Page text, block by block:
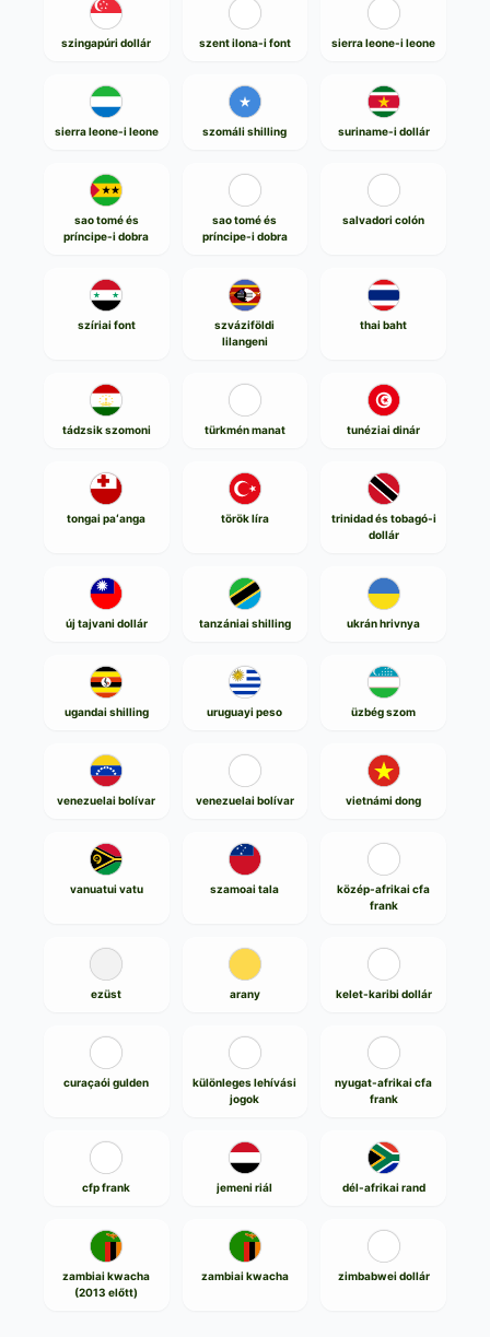
szingapúri dollár szent ilona-i font sierra leone-i leone
sierra leone-i leone szomáli shilling suriname-i dollár
sao tomé és
príncipe-i dobra
sao tomé és
príncipe-i dobra
salvadori colón
szíriai font
szváziföldi
lilangeni
thai baht
tádzsik szomoni türkmén manat tunéziai dinár
tongai paʻanga török líra
trinidad és tobagó-i
dollár
új tajvani dollár tanzániai shilling ukrán hrivnya
ugandai shilling uruguayi peso üzbég szom
venezuelai bolívar venezuelai bolívar vietnámi dong
vanuatui vatu szamoai tala
közép-afrikai cfa
frank
ezüst arany kelet-karibi dollár
curaçaói gulden
különleges lehívási
jogok
nyugat-afrikai cfa
frank
cfp frank jemeni riál dél-afrikai rand
zambiai kwacha
(2013 előtt)
zambiai kwacha zimbabwei dollár